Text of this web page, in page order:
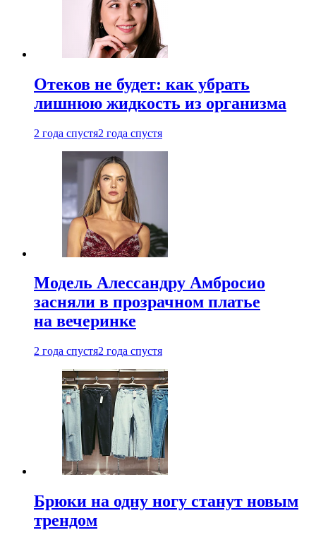
Отеков не будет: как убрать
лишнюю жидкость из организма
2 года спустя2 года спустя
Модель Алессандру Амбросио
засняли в прозрачном платье
на вечеринке
2 года спустя2 года спустя
Брюки на одну ногу станут новым
трендом